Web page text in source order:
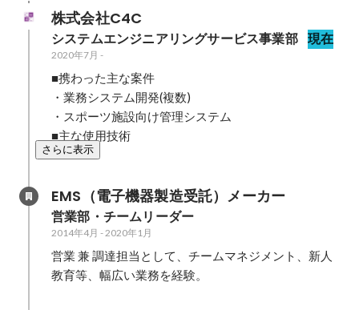
株式会社C4C
システムエンジニアリングサービス事業部 現在
2020年7月 -
■携わった主な案件
・業務システム開発(複数)
・スポーツ施設向け管理システム
■主な使用技術
さらに表示
EMS（電子機器製造受託）メーカー
営業部・チームリーダー
2014年4月 -2020年1月
営業 兼 調達担当として、チームマネジメント、新人
教育等、幅広い業務を経験。